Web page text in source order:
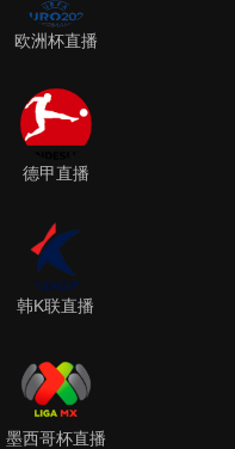
欧洲杯直播
德甲直播
韩K联直播
墨西哥杯直播